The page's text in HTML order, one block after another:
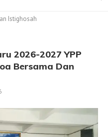
Istighosah
2026-2027 YPP
Bersama Dan